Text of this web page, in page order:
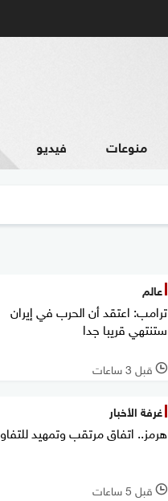
منوعات فيديو
عالم
ترامب: اعتقد أن الحرب في إيران
ستنتهي قريبا جدا
l قبل 3 ساعات
غرفة الأخبار
هرمز.. اتفاق مرتقب وتمهيد
l قبل 5 ساعات